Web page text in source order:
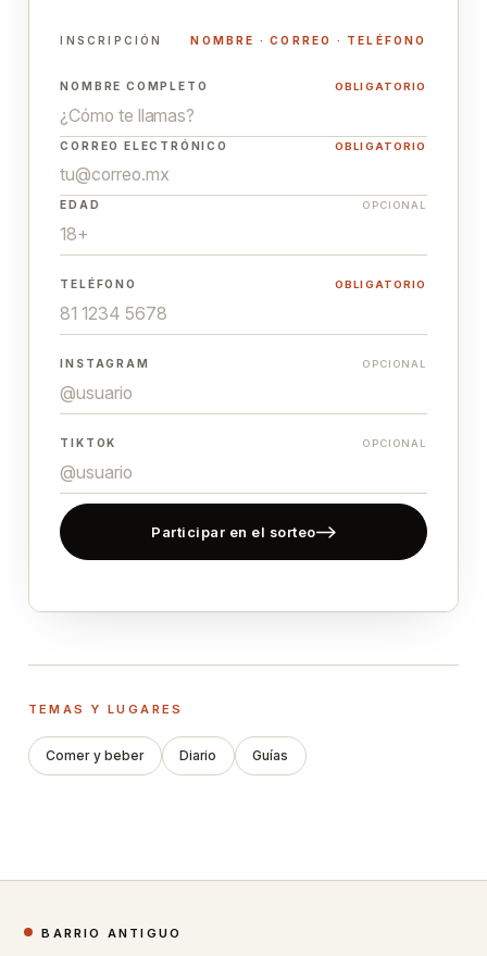
INSCRIPCIÓN NOMBRE · CORREO · TELÉFONO
NOMBRE COMPLETO OBLIGATORIO
CORREO ELECTRÓNICO OBLIGATORIO
EDAD OPCIONAL
TELÉFONO OBLIGATORIO
INSTAGRAM OPCIONAL
TIKTOK OPCIONAL
Participar en el sorteo
TEMAS Y LUGARES
Comer y beber Diario Guías
BARRIO ANTIGUO